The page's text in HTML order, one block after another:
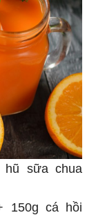
sữa chua
150g cá hồi